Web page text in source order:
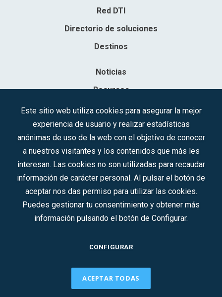
Red DTI
Directorio de soluciones
Destinos
Noticias
Recursos
Contacto
Sociedad Mercantil Estatal para la Gestión de la Innovación y las
Síguenos en redes sociales:
CONTACTO
2022 © DTI · Todos los derechos reservados ·
Este sitio web utiliza cookies para asegurar la mejor
experiencia de usuario y realizar estadísticas
anónimas de uso de la web con el objetivo de conocer
a nuestros visitantes y los contenidos que más les
interesan. Las cookies no son utilizadas para recaudar
información de carácter personal. Al pulsar el botón de
aceptar nos das permiso para utilizar las cookies.
Puedes gestionar tu consentimiento y obtener más
información pulsando el botón de Configurar.
CONFIGURAR
ACEPTAR TODAS